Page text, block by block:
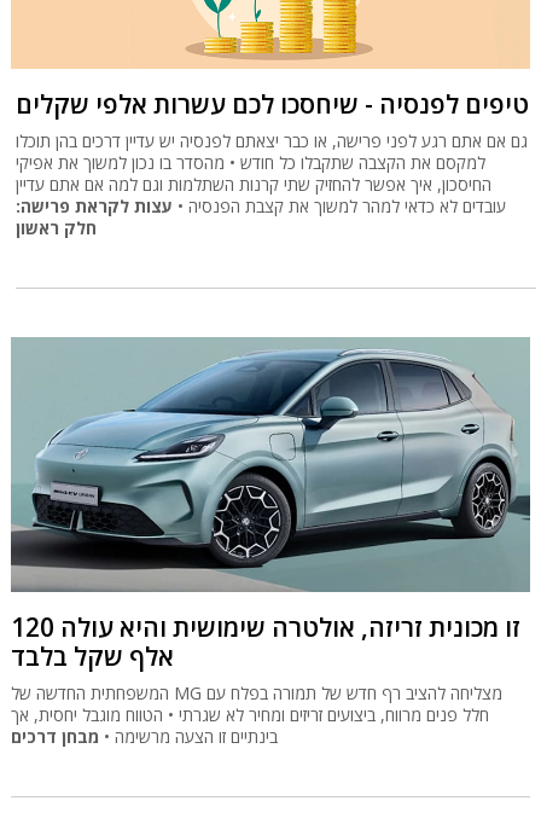
טיפים לפנסיה - שיחסכו לכם עשרות אלפי שקלים
גם אם אתם רגע לפני פרישה, או כבר יצאתם לפנסיה יש עדיין דרכים בהן תוכלו
למקסם את הקצבה שתקבלו כל חודש • מהסדר בו נכון למשוך את אפיקי
החיסכון, איך אפשר להחזיק שתי קרנות השתלמות וגם למה אם אתם עדיין
עובדים לא כדאי למהר למשוך את קצבת הפנסיה • עצות לקראת פרישה:
חלק ראשון
זו מכונית זריזה, אולטרה שימושית והיא עולה 120
אלף שקל בלבד
המשפחתית החדשה של MG מצליחה להציב רף חדש של תמורה בפלח עם
חלל פנים מרווח, ביצועים זריזים ומחיר לא שגרתי • הטווח מוגבל יחסית, אך
בינתיים זו הצעה מרשימה • מבחן דרכים